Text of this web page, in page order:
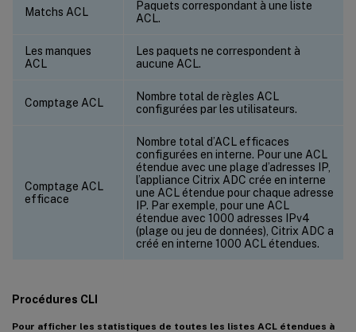
Matchs ACL
Paquets correspondant à une liste
ACL.
Les manques
ACL
Les paquets ne correspondent à
aucune ACL.
Comptage ACL
Nombre total de règles ACL
configurées par les utilisateurs.
Comptage ACL
efficace
Nombre total d’ACL efficaces
configurées en interne. Pour une ACL
étendue avec une plage d’adresses IP,
l’appliance Citrix ADC crée en interne
une ACL étendue pour chaque adresse
IP. Par exemple, pour une ACL
étendue avec 1000 adresses IPv4
(plage ou jeu de données), Citrix ADC a
créé en interne 1000 ACL étendues.
Procédures CLI
Pour afficher les statistiques de toutes les listes ACL étendues à